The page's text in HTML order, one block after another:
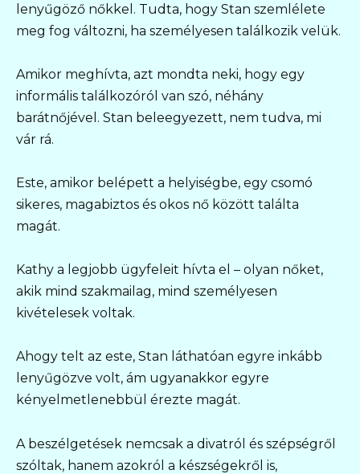
lenyűgöző nőkkel. Tudta, hogy Stan szemlélete
meg fog változni, ha személyesen találkozik velük.
Amikor meghívta, azt mondta neki, hogy egy
informális találkozóról van szó, néhány
barátnőjével. Stan beleegyezett, nem tudva, mi
vár rá.
Este, amikor belépett a helyiségbe, egy csomó
sikeres, magabiztos és okos nő között találta
magát.
Kathy a legjobb ügyfeleit hívta el – olyan nőket,
akik mind szakmailag, mind személyesen
kivételesek voltak.
Ahogy telt az este, Stan láthatóan egyre inkább
lenyűgözve volt, ám ugyanakkor egyre
kényelmetlenebbül érezte magát.
A beszélgetések nemcsak a divatról és szépségről
szóltak, hanem azokról a készségekről is,